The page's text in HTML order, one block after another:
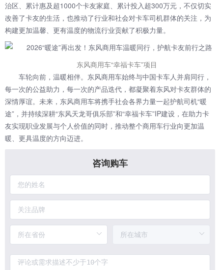
治区、累计惠及超1000个卡友家庭、累计投入超300万元，不仅切实
改善了卡友的生活，也推动了行业和社会对卡车司机群体的关注，为
构建更加温馨、更有温度的物流行业贡献了积极力量。
东风商用车“幸福卡车”项目
车轮向前，温暖相伴。东风商用车始终与中国卡车人并肩同行，
每一次的公益助力，每一次的产品迭代，都凝聚着东风对卡友群体的
深情厚谊。未来，东风商用车将携手社会各界力量一起护航司机“暖
途”，并持续深耕“东风天龙哥俱乐部”和“幸福卡车”IP建设，在助力卡
友实现职业发展与个人价值的同时，推动整个商用车行业向更加温
暖、更具温度的方向迈进。
咨询购车